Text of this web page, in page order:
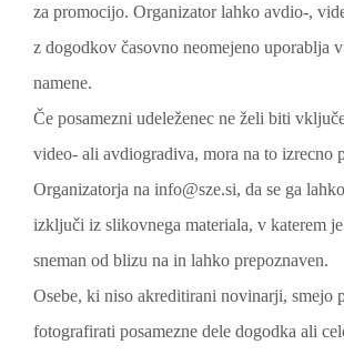
za promocijo. Organizator lahko avdio-,
z dogodkov časovno neomejeno uporablja
namene.
Če posamezni udeleženec ne želi biti
video- ali avdiogradiva, mora na to izrecno
Organizatorja na info@sze.si, da se ga
izključi iz slikovnega materiala, v katerem
sneman od blizu na in lahko prepoznaven.
Osebe, ki niso akreditirani novinarji, smejo
fotografirati posamezne dele dogodka ali